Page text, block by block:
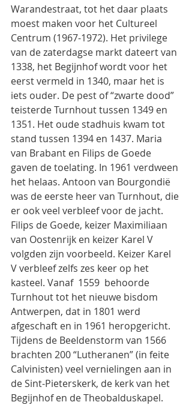
Warandestraat, tot het daar plaats
moest maken voor het Cultureel
Centrum (1967-1972). Het privilege
van de zaterdagse markt dateert van
1338, het Begijnhof wordt voor het
eerst vermeld in 1340, maar het is
iets ouder. De pest of “zwarte dood”
teisterde Turnhout tussen 1349 en
1351. Het oude stadhuis kwam tot
stand tussen 1394 en 1437. Maria
van Brabant en Filips de Goede
gaven de toelating. In 1961 verdween
het helaas. Antoon van Bourgondië
was de eerste heer van Turnhout, die
er ook veel verbleef voor de jacht.
Filips de Goede, keizer Maximiliaan
van Oostenrijk en keizer Karel V
volgden zijn voorbeeld. Keizer Karel
V verbleef zelfs zes keer op het
kasteel. Vanaf  1559  behoorde
Turnhout tot het nieuwe bisdom
Antwerpen, dat in 1801 werd
afgeschaft en in 1961 heropgericht.
Tijdens de Beeldenstorm van 1566
brachten 200 “Lutheranen” (in feite
Calvinisten) veel vernielingen aan in
de Sint-Pieterskerk, de kerk van het
Begijnhof en de Theobalduskapel.